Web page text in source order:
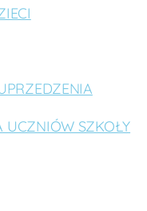
UCZNIÓW SZKOŁY